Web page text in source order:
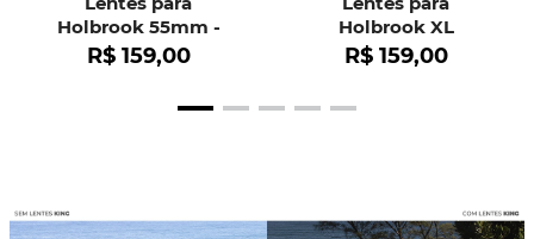
Holbrook 55mm -
OO9102
R$ 159,00
Holbrook XL
R$ 159,00